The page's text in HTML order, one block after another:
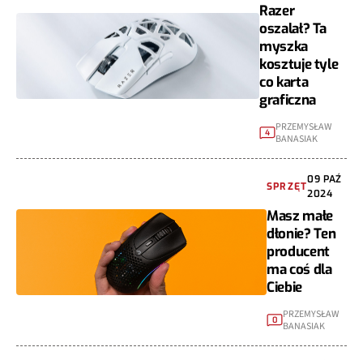
Razer
oszalał? Ta
myszka
kosztuje tyle
co karta
graficzna
4 PRZEMYSŁAW
BANASIAK
SPRZĘT
09 PAŹ
2024
Masz małe
dłonie? Ten
producent
ma coś dla
Ciebie
0
PRZEMYSŁAW
BANASIAK